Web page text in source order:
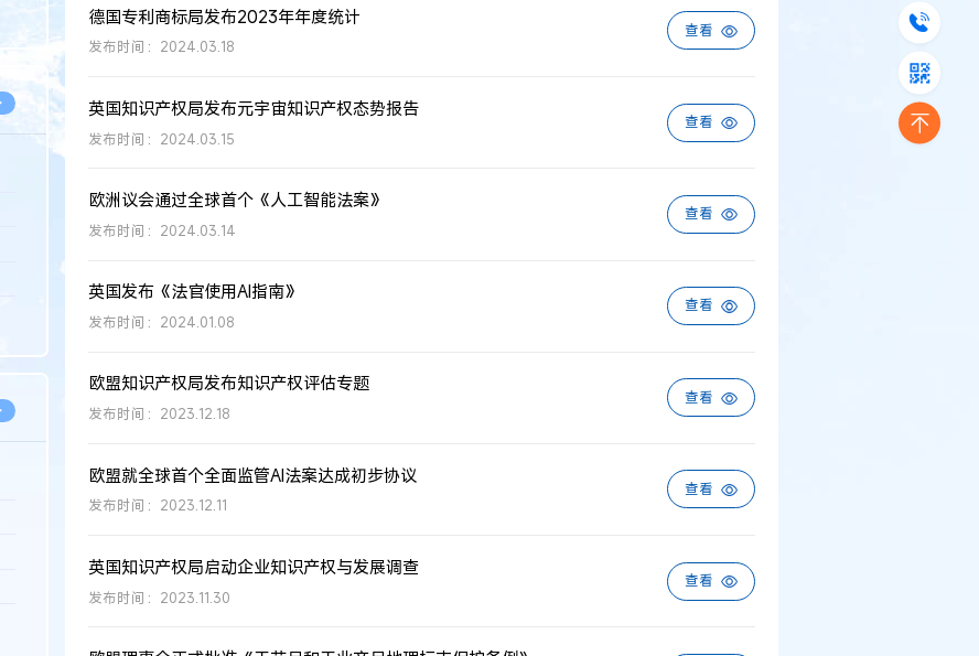
德国专利商标局发布2023年年度统计
发布时间：2024.03.18
查看
英国知识产权局发布元宇宙知识产权态势报告
发布时间：2024.03.15
查看
欧洲议会通过全球首个《人工智能法案》
发布时间：2024.03.14
查看
英国发布《法官使用AI指南》
发布时间：2024.01.08
查看
欧盟知识产权局发布知识产权评估专题
发布时间：2023.12.18
查看
欧盟就全球首个全面监管AI法案达成初步协议
发布时间：2023.12.11
查看
英国知识产权局启动企业知识产权与发展调查
发布时间：2023.11.30
查看